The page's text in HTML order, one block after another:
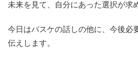
未来を見て、自分にあった選択が求
今日はバスケの話しの他に、今後必
伝えします。